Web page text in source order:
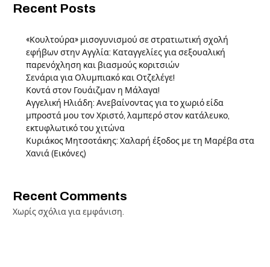
Recent Posts
«Κουλτούρα» μισογυνισμού σε στρατιωτική σχολή
εφήβων στην Αγγλία: Καταγγελίες για σεξουαλική
παρενόχληση και βιασμούς κοριτσιών
Σενάρια για Ολυμπιακό και Οτζελέγε!
Κοντά στον Γουάιζμαν η Μάλαγα!
Αγγελική Ηλιάδη: Ανεβαίνοντας για το χωριό είδα
μπροστά μου τον Χριστό, λαμπερό στον κατάλευκο,
εκτυφλωτικό του χιτώνα
Κυριάκος Μητσοτάκης: Χαλαρή έξοδος με τη Μαρέβα στα
Χανιά (Εικόνες)
Recent Comments
Χωρίς σχόλια για εμφάνιση.